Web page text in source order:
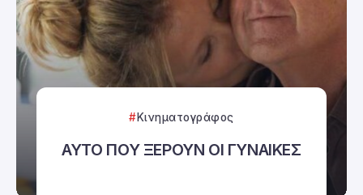
Κινηματογράφος
ΑΥΤΟ ΠΟΥ ΞΕΡΟΥΝ ΟΙ ΓΥΝΑΙΚΕΣ